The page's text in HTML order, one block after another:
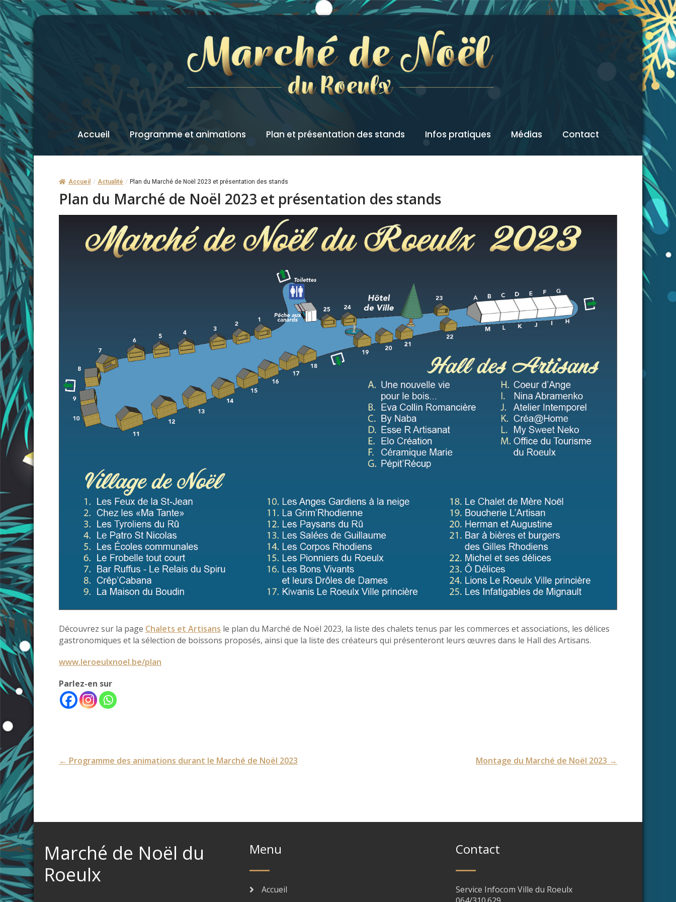
Accueil Programme et animations Plan et présentation des stands Infos pratiques Médias Contact
Accueil / Actualité / Plan du Marché de Noël 2023 et présentation des stands
Plan du Marché de Noël 2023 et présentation des stands
Découvrez sur la page Chalets et Artisans le plan du Marché de Noël 2023, la liste des chalets tenus par les commerces et associations, les délices
gastronomiques et la sélection de boissons proposés, ainsi que la liste des créateurs qui présenteront leurs œuvres dans le Hall des Artisans.
www.leroeulxnoel.be/plan
Parlez-en sur
Post
navigation
← Programme des animations durant le Marché de Noël 2023 Montage du Marché de Noël 2023 →
Marché de Noël du
Roeulx
Menu
Accueil
Contact
Service Infocom Ville du Roeulx